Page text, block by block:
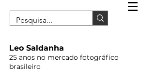
Leo Saldanha
25 anos no mercado fotográfico
brasileiro